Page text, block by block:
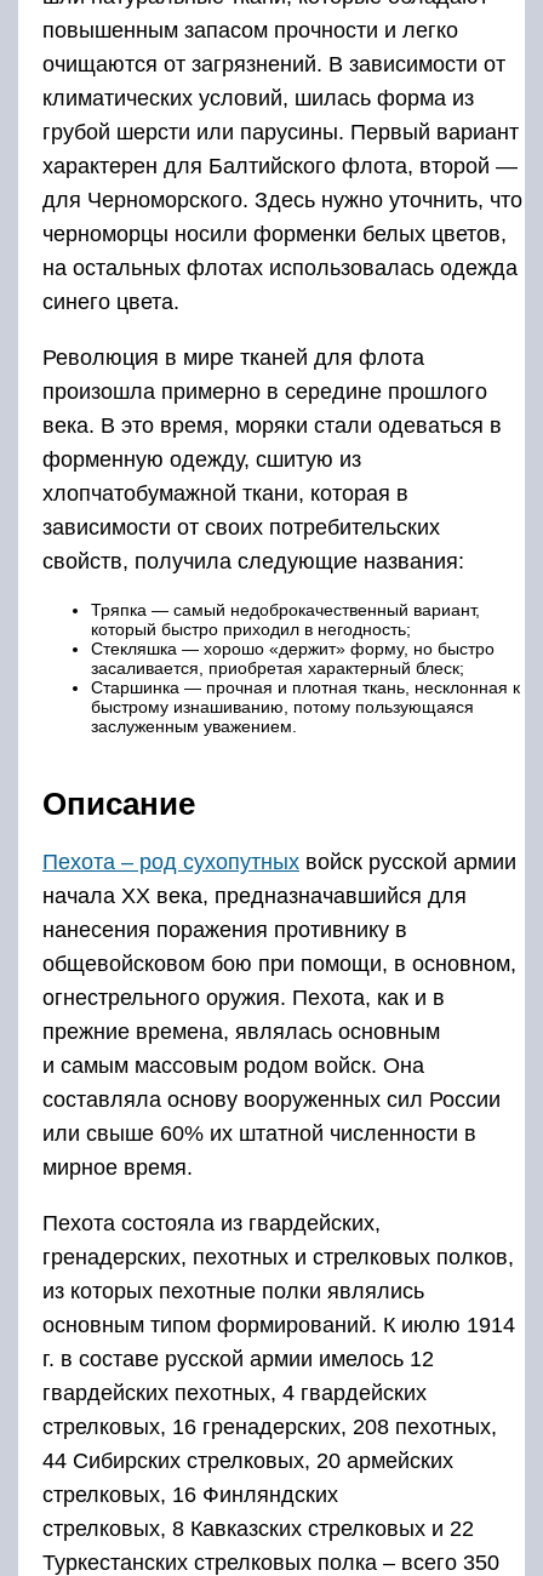
повышенным запасом прочности и легко
очищаются от загрязнений. В зависимости от
климатических условий, шилась форма из
грубой шерсти или парусины. Первый вариант
характерен для Балтийского флота, второй —
для Черноморского. Здесь нужно уточнить, что
черноморцы носили форменки белых цветов,
на остальных флотах использовалась одежда
синего цвета.
Революция в мире тканей для флота
произошла примерно в середине прошлого
века. В это время, моряки стали одеваться в
форменную одежду, сшитую из
хлопчатобумажной ткани, которая в
зависимости от своих потребительских
свойств, получила следующие названия:
Тряпка — самый недоброкачественный вариант,
который быстро приходил в негодность;
Стекляшка — хорошо «держит» форму, но быстро
засаливается, приобретая характерный блеск;
Старшинка — прочная и плотная ткань, несклонная к
быстрому изнашиванию, потому пользующаяся
заслуженным уважением.
Описание
Пехота – род сухопутных войск русской армии
начала XX века, предназначавшийся для
нанесения поражения противнику в
общевойсковом бою при помощи, в основном,
огнестрельного оружия. Пехота, как и в
прежние времена, являлась основным
и самым массовым родом войск. Она
составляла основу вооруженных сил России
или свыше 60% их штатной численности в
мирное время.
Пехота состояла из гвардейских,
гренадерских, пехотных и стрелковых полков,
из которых пехотные полки являлись
основным типом формирований. К июлю 1914
г. в составе русской армии имелось 12
гвардейских пехотных, 4 гвардейских
стрелковых, 16 гренадерских, 208 пехотных,
44 Сибирских стрелковых, 20 армейских
стрелковых, 16 Финляндских
стрелковых, 8 Кавказских стрелковых и 22
Туркестанских стрелковых полка – всего 350